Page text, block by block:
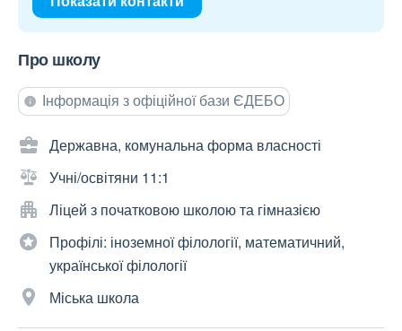
Про школу
Інформація з офіційної бази ЄДЕБО
Державна, комунальна форма власності
Учні/освітяни 11:1
Ліцей з початковою школою та гімназією
Профілі: іноземної філології, математичний,
української філології
Міська школа